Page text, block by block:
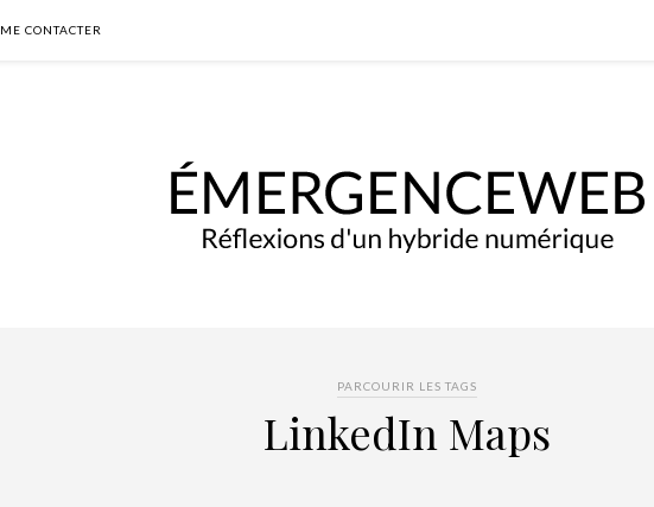
ME CONTACTER
PARCOURIR LES TAGS
LinkedIn Maps